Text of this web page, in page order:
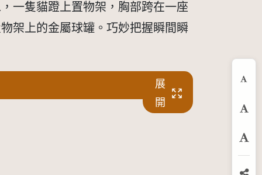
一隻貓蹬上置物架，胸部跨在一座
架上的金屬球罐。巧妙把握瞬間瞬
展
開
放